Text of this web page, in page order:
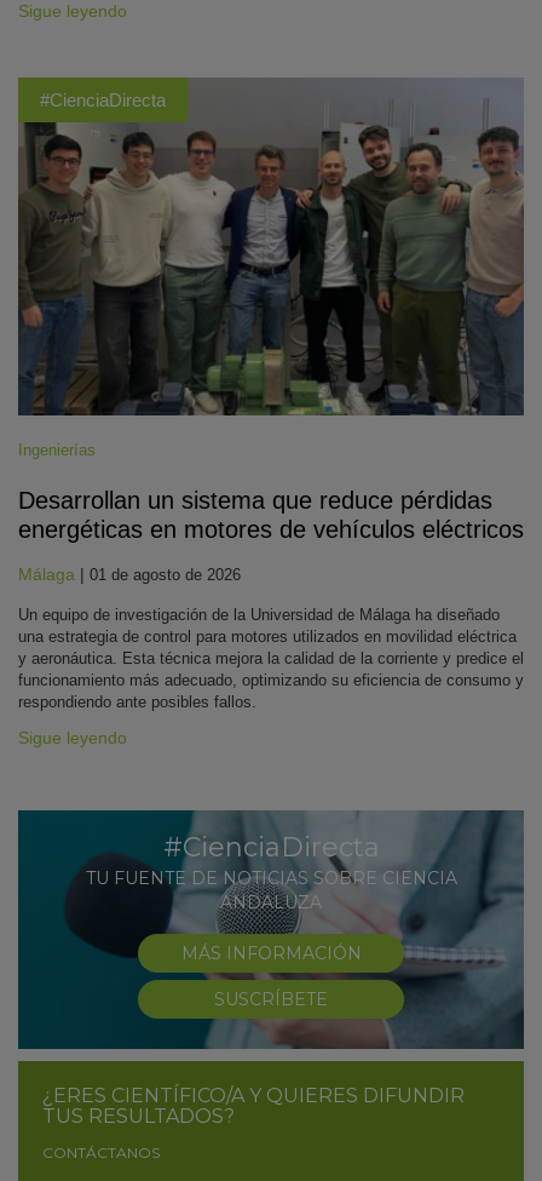
Sigue leyendo
#CienciaDirecta
Ingenierías
Desarrollan un sistema que reduce pérdidas
energéticas en motores de vehículos eléctricos
Málaga | 01 de agosto de 2026
Un equipo de investigación de la Universidad de Málaga ha diseñado
una estrategia de control para motores utilizados en movilidad eléctrica
y aeronáutica. Esta técnica mejora la calidad de la corriente y predice el
funcionamiento más adecuado, optimizando su eficiencia de consumo y
respondiendo ante posibles fallos.
Sigue leyendo
#CienciaDirecta
TU FUENTE DE NOTICIAS SOBRE CIENCIA
ANDALUZA
MÁS INFORMACIÓN
SUSCRÍBETE
¿ERES CIENTÍFICO/A Y QUIERES DIFUNDIR
TUS RESULTADOS?
CONTÁCTANOS